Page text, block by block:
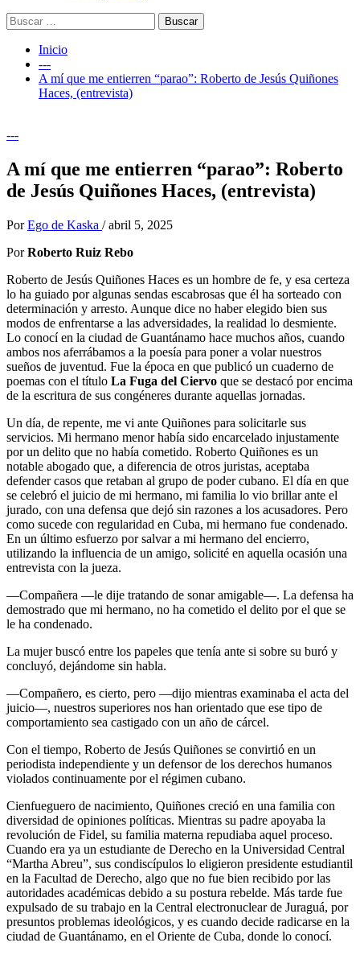
Buscar:
Inicio
---
A mí que me entierren “parao”: Roberto de Jesús Quiñones
Haces, (entrevista)
---
A mí que me entierren “parao”: Roberto
de Jesús Quiñones Haces, (entrevista)
Por Ego de Kaska / abril 5, 2025
PorRoberto Ruiz Rebo
Roberto de Jesús Quiñones Haces es un hombre de fe, y esa certeza
lo ha guiado por algunas sendas escabrosas que él ha sorteado con
determinación y arresto. Aunque dice no haber elegido bien sus
modos de enfrentarse a las adversidades, la realidad lo desmiente.
Lo conocí en la ciudad de Guantánamo hace muchos años, cuando
ambos nos aferrábamos a la poesía para poner a volar nuestros
sueños de juventud. Fue la época en que publicó un cuaderno de
poemas con el título La Fuga del Ciervo que se destacó por encima
de la escritura de sus congéneres durante aquellas jornadas.
Un día, de repente, me vi ante Quiñones para solicitarle sus
servicios. Mi hermano menor había sido encarcelado injustamente
por un delito que no había cometido. Roberto Quiñones es un
notable abogado que, a diferencia de otros juristas, aceptaba
defender casos que retaban al grupo de poder cubano. El día en que
se celebró el juicio de mi hermano, mi familia lo vio brillar ante el
jurado, con una defensa que dejó sin razones a los acusadores. Pero
como sucede con regularidad en Cuba, mi hermano fue condenado.
En un último esfuerzo por salvar a mi hermano del encierro,
utilizando la influencia de un amigo, solicité en aquella ocasión una
entrevista con la jueza.
––Compañera ––le dije tratando de sonar amigable––. La defensa ha
demostrado que mi hermano, no ha cometido el delito por el que se
le ha condenado.
La mujer buscó entre los papeles que tenía ante si sobre su buró y
concluyó, dejándome sin habla.
––Compañero, es cierto, pero ––dijo mientras examinaba el acta del
juicio––, nuestros superiores nos han orientado que ese tipo de
comportamiento sea castigado con un año de cárcel.
Con el tiempo, Roberto de Jesús Quiñones se convirtió en un
periodista independiente y un defensor de los derechos humanos
violados continuamente por el régimen cubano.
Cienfueguero de nacimiento, Quiñones creció en una familia con
diversidad de opiniones políticas. Mientras su padre apoyaba la
revolución de Fidel, su familia materna repudiaba aquel proceso.
Cuando era ya un estudiante de Derecho en la Universidad Central
“Martha Abreu”, sus condiscípulos lo eligieron presidente estudiantil
en la Facultad de Derecho, algo que no fue bien recibido por las
autoridades académicas debido a su postura rebelde. Más tarde fue
expulsado de su trabajo en la Central electronuclear de Juraguá, por
presuntos problemas ideológicos, y es cuando decide radicarse en la
ciudad de Guantánamo, en el Oriente de Cuba, donde lo conocí.